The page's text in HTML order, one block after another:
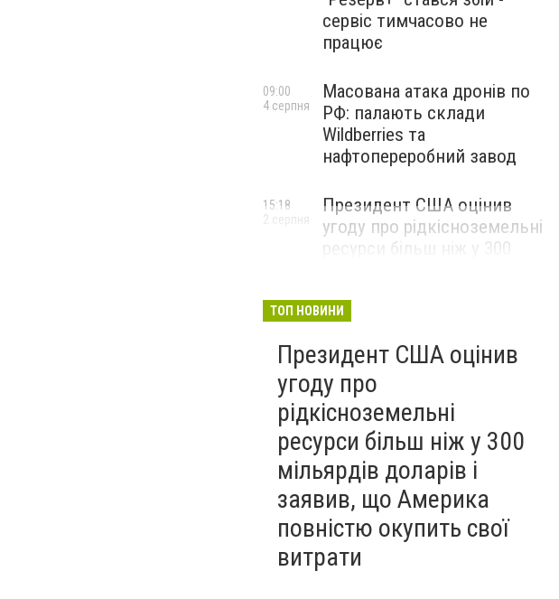
сервіс тимчасово не
працює
Масована атака дронів по
РФ: палають склади
Wildberries та
нафтопереробний завод
09:00
4 серпня
Президент США оцінив
угоду про рідкісноземельні
ресурси більш ніж у 300
окупить свої витрати
15:18
2 серпня
ТОП НОВИНИ
Президент США оцінив
угоду про
рідкісноземельні
ресурси більш ніж у 300
мільярдів доларів і
заявив, що Америка
повністю окупить свої
витрати